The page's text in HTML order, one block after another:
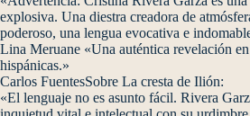
explosiva. Una diestra creadora de
poderoso, una lengua evocativa e
Lina Meruane «Una auténtica revelación
hispánicas.»
Carlos FuentesSobre La cresta de Ilión:
«El lenguaje no es asunto fácil. Rivera